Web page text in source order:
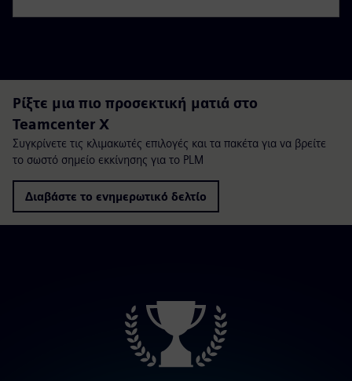
Ρίξτε μια πιο προσεκτική ματιά στο
Teamcenter X
Συγκρίνετε τις κλιμακωτές επιλογές και τα πακέτα για να βρείτε
το σωστό σημείο εκκίνησης για το PLM
Διαβάστε το ενημερωτικό δελτίο